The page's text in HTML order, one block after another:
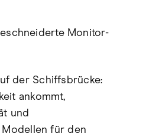
Monitor-
der Schiffsbrücke:
ankommt,
und
Modellen für den